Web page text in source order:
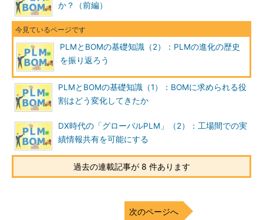
か？（前編）
PLMとBOMの基礎知識（2）：PLMの進化の歴史
を振り返ろう
PLMとBOMの基礎知識（1）：BOMに求められる役
割はどう変化してきたか
DX時代の「グローバルPLM」（2）：工場間での実
績情報共有を可能にする
過去の連載記事が 8 件あります
次のページへ